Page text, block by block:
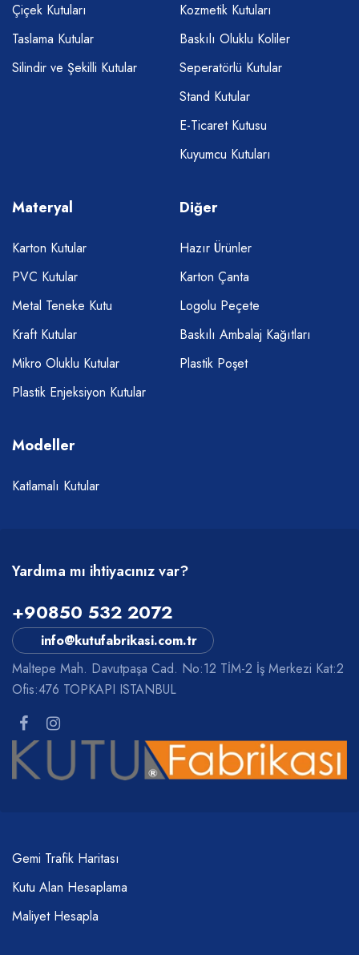
Çiçek Kutuları
Taslama Kutular
Silindir ve Şekilli Kutular
Kozmetik Kutuları
Baskılı Oluklu Koliler
Seperatörlü Kutular
Stand Kutular
E-Ticaret Kutusu
Kuyumcu Kutuları
Materyal
Karton Kutular
PVC Kutular
Metal Teneke Kutu
Kraft Kutular
Mikro Oluklu Kutular
Plastik Enjeksiyon Kutular
Diğer
Hazır Ürünler
Karton Çanta
Logolu Peçete
Baskılı Ambalaj Kağıtları
Plastik Poşet
Modeller
Katlamalı Kutular
Yardıma mı ihtiyacınız var?
+90850 532 2072
info@kutufabrikasi.com.tr
Maltepe Mah. Davutpaşa Cad. No:12 TİM-2 İş Merkezi Kat:2
Ofis:476 TOPKAPI ISTANBUL
Gemi Trafik Haritası
Kutu Alan Hesaplama
Maliyet Hesapla